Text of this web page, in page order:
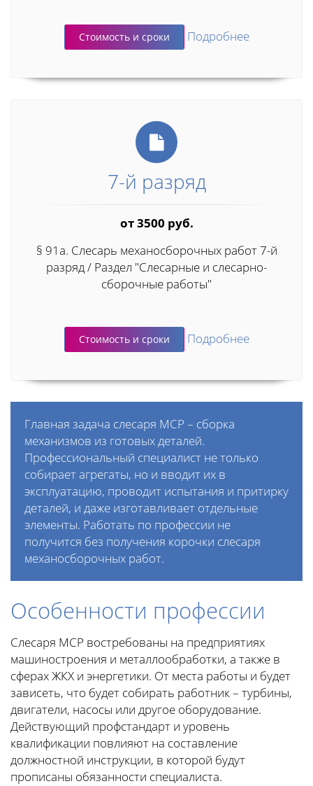
Стоимость и сроки Подробнее
7-й разряд
от 3500 руб.
§ 91а. Слесарь механосборочных работ 7-й
разряд / Раздел "Слесарные и слесарно-
сборочные работы"
Стоимость и сроки Подробнее
Главная задача слесаря МСР – сборка
механизмов из готовых деталей.
Профессиональный специалист не только
собирает агрегаты, но и вводит их в
эксплуатацию, проводит испытания и притирку
деталей, и даже изготавливает отдельные
элементы. Работать по профессии не
получится без получения корочки слесаря
механосборочных работ.
Особенности профессии
Слесаря МСР востребованы на предприятиях
машиностроения и металлообработки, а также в
сферах ЖКХ и энергетики. От места работы и будет
зависеть, что будет собирать работник – турбины,
двигатели, насосы или другое оборудование.
Действующий профстандарт и уровень
квалификации повлияют на составление
должностной инструкции, в которой будут
прописаны обязанности специалиста.